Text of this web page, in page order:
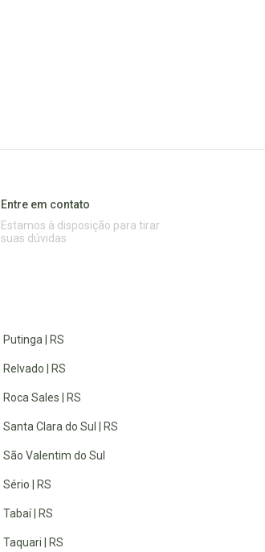
Entre em contato
Estamos à disposição para tirar
suas dúvidas
Putinga | RS
Relvado | RS
Roca Sales | RS
Santa Clara do Sul | RS
São Valentim do Sul
Sério | RS
Tabaí | RS
Taquari | RS